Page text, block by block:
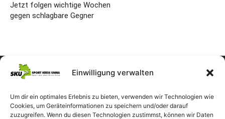
Einwilligung verwalten
Um dir ein optimales Erlebnis zu bieten, verwenden wir Technologien wie
Cookies, um Geräteinformationen zu speichern und/oder darauf
zuzugreifen. Wenn du diesen Technologien zustimmst, können wir Daten
Jetzt folgen wichtige Wochen
gegen schlagbare Gegner